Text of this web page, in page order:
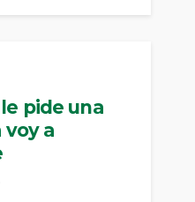
pide una
voy a